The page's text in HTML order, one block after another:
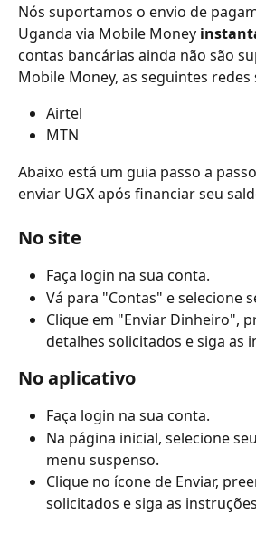
Nós suportamos o envio de
Uganda via Mobile Money
contas bancárias ainda não são
Mobile Money, as seguintes
Airtel
MTN
Abaixo está um guia passo a
enviar UGX após financiar seu
No site
Faça login na sua conta.
Vá para "Contas" e selecione
Clique em "Enviar Dinheiro",
detalhes solicitados e siga as
No aplicativo
Faça login na sua conta.
Na página inicial, selecione
menu suspenso.
Clique no ícone de Enviar,
solicitados e siga as